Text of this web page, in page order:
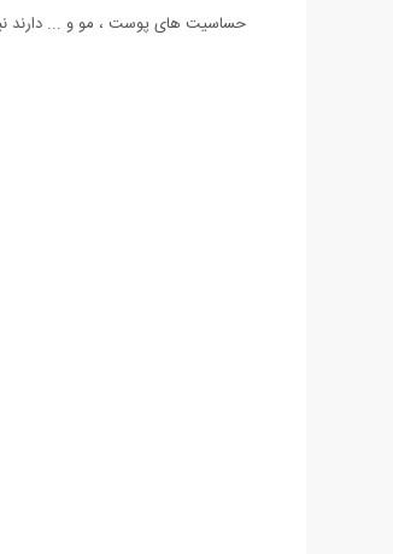
حساسیت های پوست ، مو و ... دارند